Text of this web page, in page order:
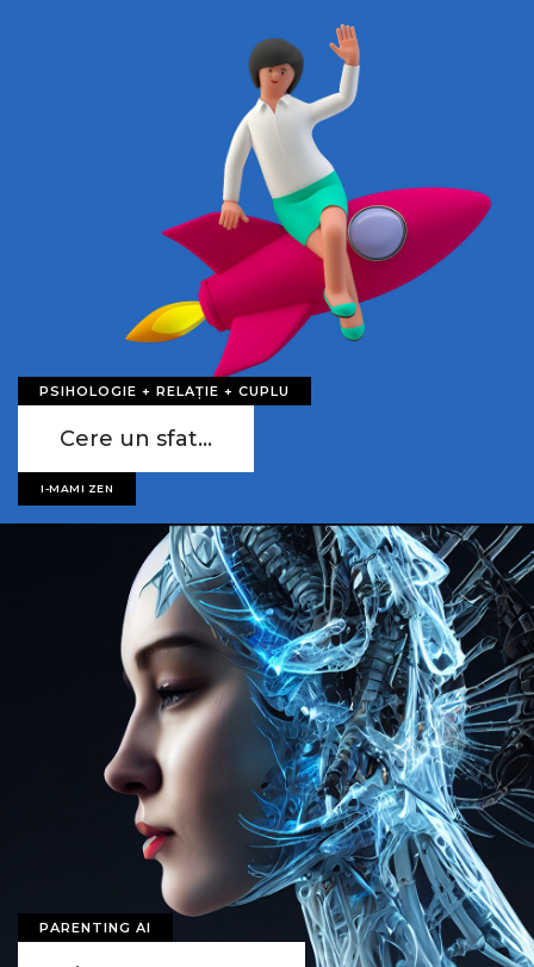
PSIHOLOGIE + RELAȚIE + CUPLU
Cere un sfat...
I-MAMI ZEN
PARENTING AI